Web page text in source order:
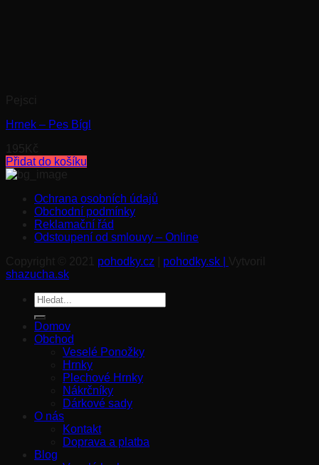
Pejsci
Hrnek – Pes Bígl
195 Kč
Přidat do košíku
Ochrana osobních údajů
Obchodní podmínky
Reklamační řád
Odstoupení od smlouvy – Online
Copyright © 2021 pohodky.cz pohodky.sk | Vytvoril
shazucha.sk
Hledat:
Domov
Obchod
Veselé Ponožky
Hrnky
Plechové Hrnky
Nákrčníky
Dárkové sady
O nás
Kontakt
Doprava a platba
Blog